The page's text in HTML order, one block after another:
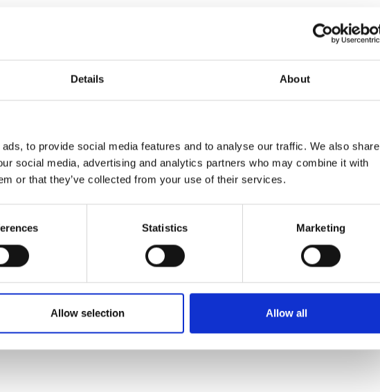
Details About
to provide social media features and to analyse our traffic. We also share
social media, advertising and analytics partners who may combine it with
or that they’ve collected from your use of their services.
Statistics Marketing
Allow selection Allow all